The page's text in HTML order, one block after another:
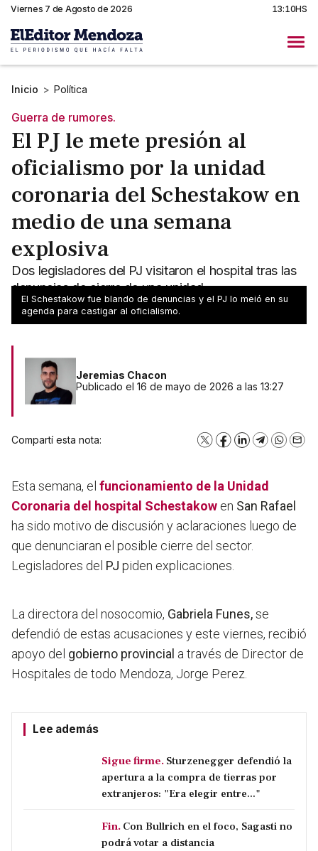
Viernes 7 de Agosto de 2026 13:10HS
Inicio > Política
Guerra de rumores.
El PJ le mete presión al
oficialismo por la unidad
coronaria del Schestakow en
medio de una semana
explosiva
Dos legisladores del PJ visitaron el hospital tras las
denuncias de cierre de una unidad
clave,desmentidas por el Gobierno.
El Schestakow fue blando de denuncias y el PJ lo meió en su
agenda para castigar al oficialismo.
Jeremias Chacon
Publicado el 16 de mayo de 2026 a las 13:27
Compartí esta nota: X Facebook
LinkedInTelegram
Esta semana, el funcionamiento de la Unidad
Coronaria del hospital Schestakow en San Rafael
ha sido motivo de discusión y aclaraciones luego de
que denunciaran el posible cierre del sector.
Legisladores del PJ piden explicaciones.
La directora del nosocomio, Gabriela Funes,se
defendió de estas acusaciones y este viernes, recibió
apoyo del gobierno provincial a través de Director de
Hospitales de todo Mendoza, Jorge Perez.
Lee además
Sigue firme. Sturzenegger defendió la
apertura a la compra de tierras por
extranjeros: "Era elegir entre..."
Fin. Con Bullrich en el foco, Sagasti no
podrá votar a distancia